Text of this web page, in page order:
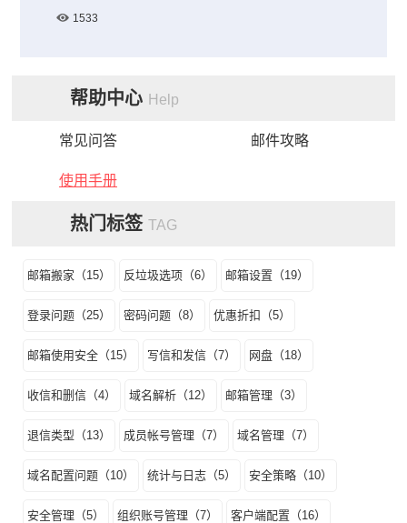
1533
帮助中心 Help
常见问答 邮件攻略
使用手册
热门标签 TAG
邮箱搬家（15） 反垃圾选项（6） 邮箱设置（19）
登录问题（25） 密码问题（8） 优惠折扣（5）
邮箱使用安全（15） 写信和发信（7） 网盘（18）
收信和删信（4） 域名解析（12） 邮箱管理（3）
退信类型（13） 成员帐号管理（7） 域名管理（7）
域名配置问题（10） 统计与日志（5） 安全策略（10）
安全管理（5） 组织账号管理（7） 客户端配置（16）